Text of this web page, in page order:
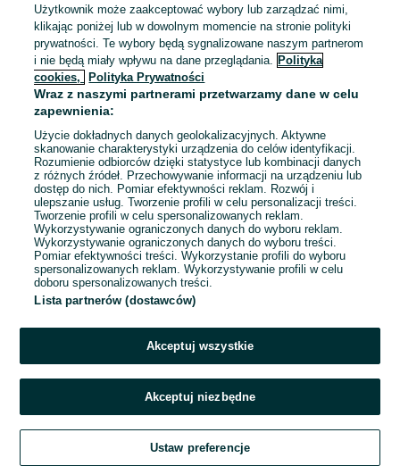
To ogłoszenie nie jest już dostępne
Przejdź na stronę główną
Użytkownik może zaakceptować wybory lub zarządzać nimi,
klikając poniżej lub w dowolnym momencie na stronie polityki
prywatności. Te wybory będą sygnalizowane naszym partnerom
i nie będą miały wpływu na dane przeglądania. Polityka
cookies,
Polityka Prywatności
Wraz z naszymi partnerami przetwarzamy dane w celu
zapewnienia:
Użycie dokładnych danych geolokalizacyjnych. Aktywne
skanowanie charakterystyki urządzenia do celów identyfikacji.
Rozumienie odbiorców dzięki statystyce lub kombinacji danych
z różnych źródeł. Przechowywanie informacji na urządzeniu lub
dostęp do nich. Pomiar efektywności reklam. Rozwój i
ulepszanie usług. Tworzenie profili w celu personalizacji treści.
Tworzenie profili w celu spersonalizowanych reklam.
Wykorzystywanie ograniczonych danych do wyboru reklam.
Wykorzystywanie ograniczonych danych do wyboru treści.
Pomiar efektywności treści. Wykorzystanie profili do wyboru
spersonalizowanych reklam. Wykorzystywanie profili w celu
doboru spersonalizowanych treści.
Lista partnerów (dostawców)
Akceptuj wszystkie
Akceptuj niezbędne
Ustaw preferencje